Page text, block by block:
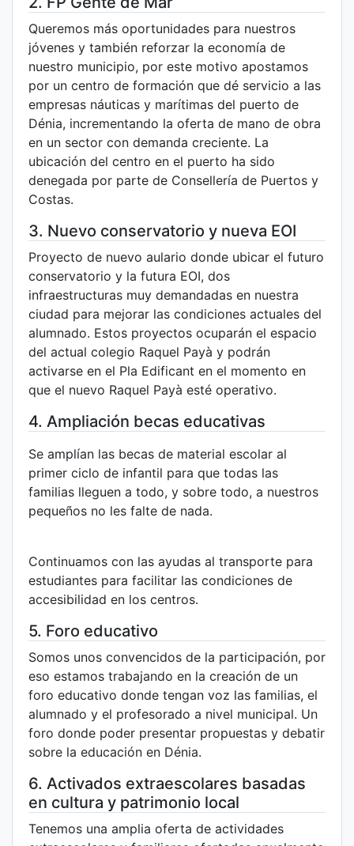
Queremos más oportunidades para nuestros
jóvenes y también reforzar la economía de
nuestro municipio, por este motivo apostamos
por un centro de formación que dé servicio a las
empresas náuticas y marítimas del puerto de
Dénia, incrementando la oferta de mano de obra
en un sector con demanda creciente. La
ubicación del centro en el puerto ha sido
denegada por parte de Consellería de Puertos y
Costas.
3. Nuevo conservatorio y nueva EOI
Proyecto de nuevo aulario donde ubicar el futuro
conservatorio y la futura EOI, dos
infraestructuras muy demandadas en nuestra
ciudad para mejorar las condiciones actuales del
alumnado. Estos proyectos ocuparán el espacio
del actual colegio Raquel Payà y podrán
activarse en el Pla Edificant en el momento en
que el nuevo Raquel Payà esté operativo.
4. Ampliación becas educativas
Se amplían las becas de material escolar al
primer ciclo de infantil para que todas las
familias lleguen a todo, y sobre todo, a nuestros
pequeños no les falte de nada.
Continuamos con las ayudas al transporte para
estudiantes para facilitar las condiciones de
accesibilidad en los centros.
5. Foro educativo
Somos unos convencidos de la participación, por
eso estamos trabajando en la creación de un
foro educativo donde tengan voz las familias, el
alumnado y el profesorado a nivel municipal. Un
foro donde poder presentar propuestas y debatir
sobre la educación en Dénia.
6. Activados extraescolares basadas
en cultura y patrimonio local
Tenemos una amplia oferta de actividades